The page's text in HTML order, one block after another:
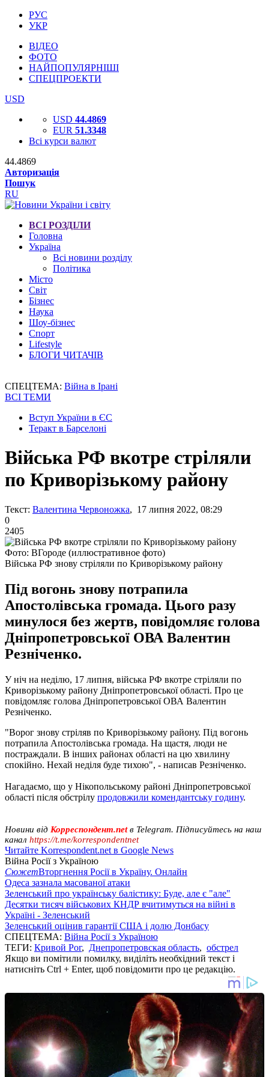
РУС
УКР
ВІДЕО
ФОТО
НАЙПОПУЛЯРНІШІ
СПЕЦПРОЕКТИ
USD
USD 44.4869
EUR 51.3348
Всі курси валют
44.4869
Авторизація
Пошук
RU
ВСІ РОЗДІЛИ
Головна
Україна
Всі новини розділу
Політика
Місто
Світ
Бізнес
Наука
Шоу-бізнес
Спорт
Lifestyle
БЛОГИ ЧИТАЧІВ
СПЕЦТЕМА: Війна в Ірані
ВСІ ТЕМИ
Вступ України в ЄС
Теракт в Барселоні
Війська РФ вкотре стріляли
по Криворізькому району
Текст: Валентина Червоножка, 17 липня 2022, 08:29
0
2405
Фото: ВГороде (иллюстративное фото)
Війська РФ знову стріляли по Криворізькому району
Під вогонь знову потрапила
Апостолівська громада. Цього разу
минулося без жертв, повідомляє голова
Дніпропетровської ОВА Валентин
Резніченко.
У ніч на неділю, 17 липня, війська РФ вкотре стріляли по
Криворізькому району Дніпропетровської області. Про це
повідомляє голова Дніпропетровської ОВА Валентин
Резніченко.
"Ворог знову стріляв по Криворізькому району. Під вогонь
потрапила Апостолівська громада. На щастя, люди не
постраждали. В інших районах області на цю хвилину
спокійно. Нехай неділя буде тихою", - написав Резніченко.
Нагадаємо, що у Нікопольському районі Дніпропетровської
області після обстрілу продовжили комендантську годину.
Новини від Корреспондент.netв Telegram. Підписуйтесь на наш
канал https://t.me/korrespondentnet
Читайте Korrespondent.net в Google News
Війна Росії з Україною
СюжетВторгнення Росії в Україну. Онлайн
Одеса зазнала масованої атаки
Зеленський про українську балістику: Буде, але є "але"
Десятки тисяч військових КНДР вчитимуться на війні в
Україні - Зеленський
Зеленський оцінив гарантії США і долю Донбасу
СПЕЦТЕМА: Війна Росії з Україною
ТЕГИ: Кривой Рог, Днепропетровская область, обстрел
Якщо ви помітили помилку, виділіть необхідний текст і
натисніть Ctrl + Enter, щоб повідомити про це редакцію.